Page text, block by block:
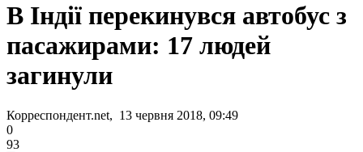
В Індії перекинувся автобус з
пасажирами: 17 людей
загинули
Корреспондент.net, 13 червня 2018, 09:49
0
93